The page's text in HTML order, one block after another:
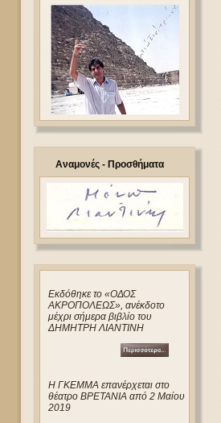
Αναμονές - Προσθήματα
Eκδόθηκε το «ΟΔΟΣ
ΑΚΡΟΠΟΛΕΩΣ», ανέκδοτο
μέχρι σήμερα βιβλίο του
ΔΗΜΗΤΡΗ ΛΙΑΝΤΙΝΗ
Η ΓΚΕΜΜΑ επανέρχεται στο
θέατρο ΒΡΕΤΑΝΙΑ από 2 Μαίου
2019